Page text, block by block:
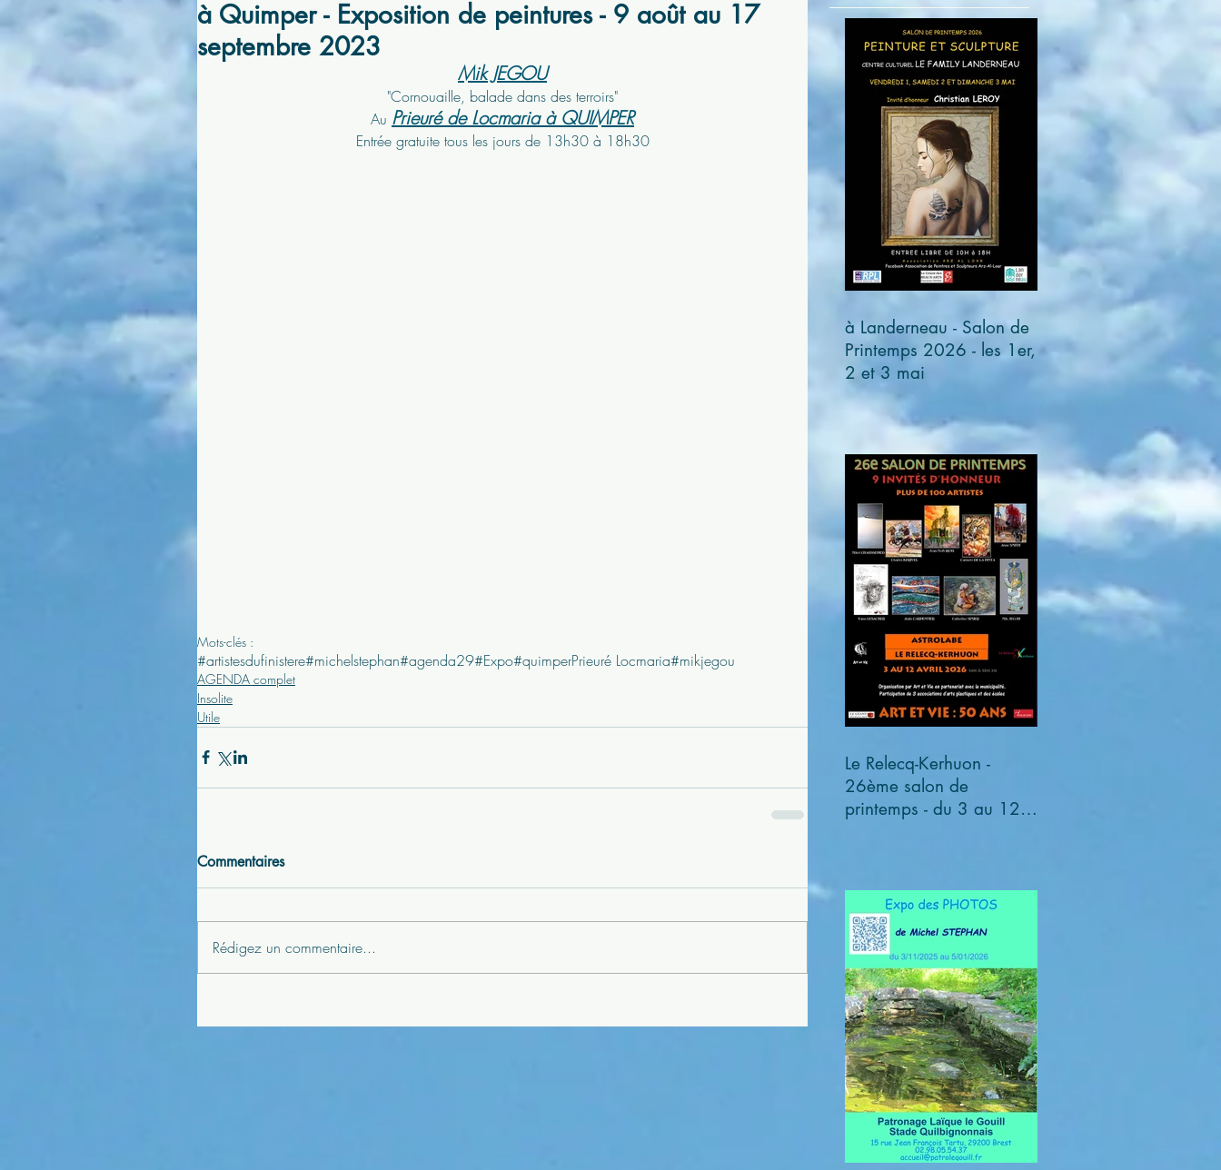
à Quimper - Exposition de peintures - 9 août au 17
septembre 2023
Mik JEGOU
"Cornouaille, balade dans des terroirs"
Au Prieuré de Locmaria à QUIMPER
Entrée gratuite tous les jours de 13h30 à 18h30
Mots-clés :
#artistesdufinistere#michelstephan#agenda29#Expo#quimperPrieuré Locmaria#mikjegou
AGENDA complet
Insolite
Utile
Commentaires
Rédigez un commentaire...
à Landerneau - Salon de
Printemps 2026 - les 1er,
2 et 3 mai
Le Relecq-Kerhuon -
26ème salon de
printemps - du 3 au 12